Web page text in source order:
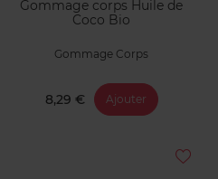
Gommage corps Huile de
Coco Bio
Gommage Corps
8,29 € Ajouter